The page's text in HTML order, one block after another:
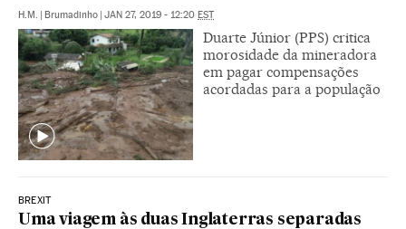
H.M. | Brumadinho | JAN 27, 2019 - 12:20 EST
Duarte Júnior (PPS) critica
morosidade da mineradora
em pagar compensações
acordadas para a população
BREXIT
Uma viagem às duas Inglaterras separadas